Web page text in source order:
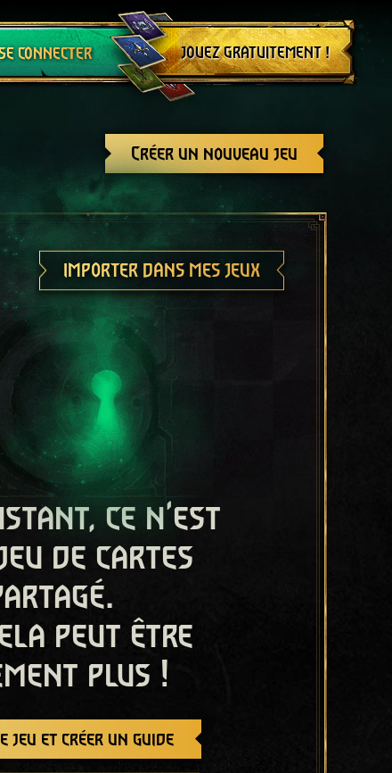
CONNECTER
Se déconnecter
JOUEZ GRATUITEMENT !
Créer un nouveau jeu
IMPORTER DANS MES JEUX
ce n'est
de cartes
peut être
plus !
jeu et créer un guide